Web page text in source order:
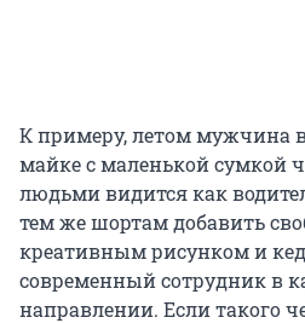
К примеру, летом мужчина
майке с маленькой сумкой
людьми видится как
тем же шортам добавить
креативным рисунком и
современный сотрудник в
направлении. Если такого